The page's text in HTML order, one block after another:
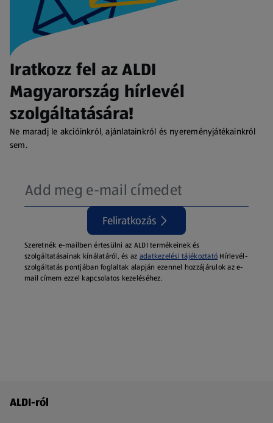
Iratkozz fel az ALDI
Magyarország hírlevél
szolgáltatására!
Ne maradj le akcióinkról, ajánlatainkról és nyereményjátékainkról
sem.
Feliratkozás
Szeretnék e-mailben értesülni az ALDI termékeinek és
szolgáltatásainak kínálatáról, és az adatkezelési tájékoztató Hírlevél-
szolgáltatás pontjában foglaltak alapján ezennel hozzájárulok az e-
mail címem ezzel kapcsolatos kezeléséhez.
Láblécmenü - további linkek
ALDI-ról